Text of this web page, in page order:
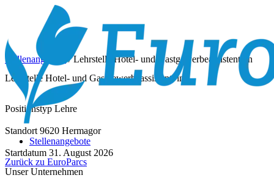
Stellenangebote
Zurück zu EuroParcs
Stellenangebote / Lehrstelle Hotel- und Gastgewerbeassistent*in
Lehrstelle Hotel- und Gastgewerbeassistent*in
Positionstyp Lehre
Standort 9620 Hermagor
Startdatum 31. August 2026
Unser Unternehmen